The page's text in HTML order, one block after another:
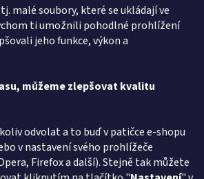
malé soubory, které se ukládají ve
ti umožnili pohodlné prohlížení
jeho funkce, výkon a
můžeme zlepšovat kvalitu
odvolat a to buď v patičce e-shopu
v nastavení svého prohlížeče
Firefox a další). Stejně tak můžete
obchodu je 5 z 5 hvězdiček.
ověřování recenzí